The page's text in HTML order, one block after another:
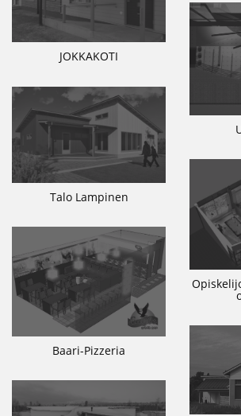
JOKKAKOTI
Talo Lampinen
Baari-Pizzeria